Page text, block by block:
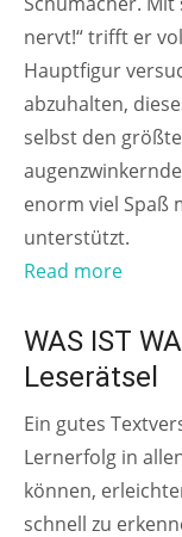
nervt!“ trifft er
Hauptfigur
abzuhalten,
selbst den
enorm viel Spaß
unterstützt.
Read more
AB 6 JAHREN
WAS IST
Leserätsel
Ein gutes
Lernerfolg in
können,
schnell zu